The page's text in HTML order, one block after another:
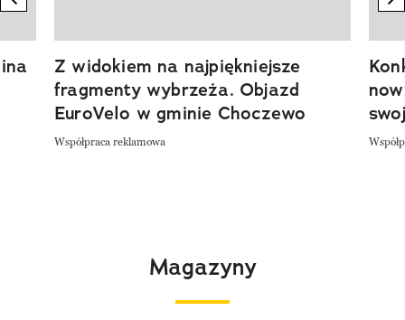
Z widokiem na najpiękniejsze
fragmenty wybrzeża. Objazd
EuroVelo w gminie Choczewo
Współpraca reklamowa
Magazyny